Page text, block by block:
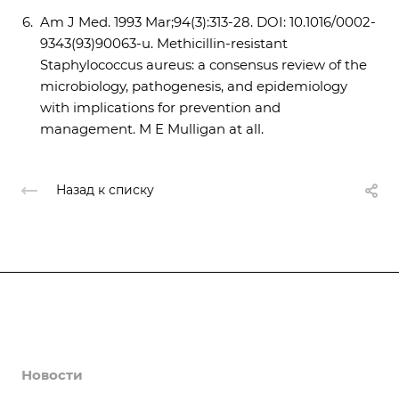
Am J Med. 1993 Mar;94(3):313-28. DOI: 10.1016/0002-
9343(93)90063-u. Methicillin-resistant
Staphylococcus aureus: a consensus review of the
microbiology, pathogenesis, and epidemiology
with implications for prevention and
management. M E Mulligan at all.
Назад к списку
Новости